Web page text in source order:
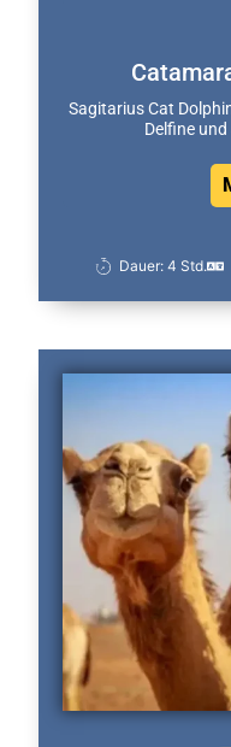
Sagitarius Cat
Delfine
Dauer: 4 Std.